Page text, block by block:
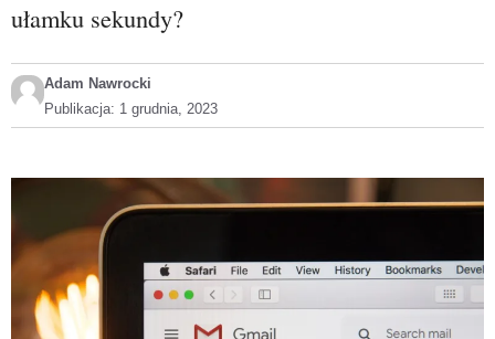
ułamku sekundy?
Adam Nawrocki
Publikacja: 1 grudnia, 2023